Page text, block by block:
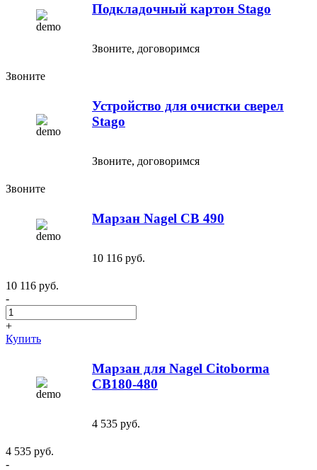
Подкладочный картон Stago
Звоните, договоримся
Звоните
Устройство для очистки сверел
Stago
Звоните, договоримся
Звоните
Марзан Nagel CB 490
10 116 руб.
10 116 руб.
-
+
Купить
Марзан для Nagel Citoborma
CB180-480
4 535 руб.
4 535 руб.
-